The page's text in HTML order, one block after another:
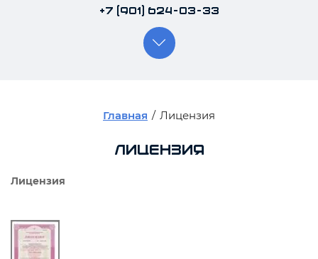
+7 (901) 624-03-33
Главная / Лицензия
Лицензия
Лицензия